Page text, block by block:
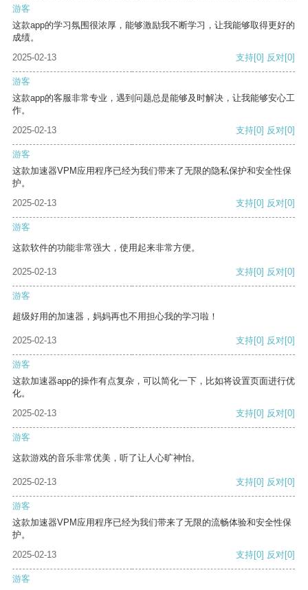
游客
这款app的学习氛围很浓厚，能够激励我不断学习，让我能够取得更好的
成绩。
2025-02-13
支持[0] 反对[0]
游客
这款app的客服非常专业，遇到问题总是能够及时解决，让我能够安心工
作。
2025-02-13
支持[0] 反对[0]
游客
这款加速器VPM应用程序已经为我们带来了无限的隐私保护和安全性保
护。
2025-02-13
支持[0] 反对[0]
游客
这款软件的功能非常强大，使用起来非常方便。
2025-02-13 支持[0] 反对[0]
游客
超级好用的加速器，妈妈再也不用担心我的学习啦！
2025-02-13 支持[0] 反对[0]
游客
这款加速器app的操作有点复杂，可以简化一下，比如将设置页面进行优
化。
2025-02-13
支持[0] 反对[0]
游客
这款游戏的音乐非常优美，听了让人心旷神怡。
2025-02-13 支持[0] 反对[0]
游客
这款加速器VPM应用程序已经为我们带来了无限的流畅体验和安全性保
护。
2025-02-13
支持[0] 反对[0]
游客